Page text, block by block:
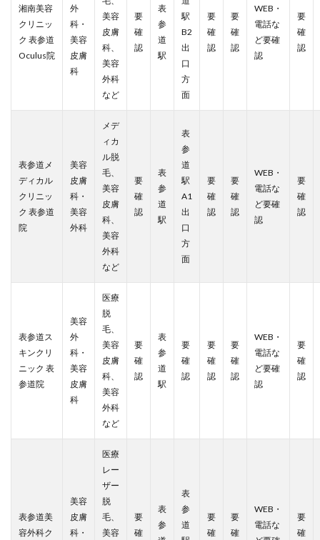
湘南美容
クリニッ
ク 表参道
Oculus院
外
科・
美容
皮膚
科
美容
皮膚
科、
美容
外科
など
要
確
認
表
参
道
駅
駅
B2
出
口
方
面
要
確
認
要
確
認
WEB・
電話な
ど要確
認
要
確
認
表参道メ
ディカル
クリニッ
ク 表参道
院
美容
皮膚
科・
美容
外科
メデ
ィカ
ル脱
毛、
美容
皮膚
科、
美容
外科
など
要
確
認
表
参
道
駅
表
参
道
駅
A1
出
口
方
面
要
確
認
要
確
認
WEB・
電話な
ど要確
認
要
確
認
表参道ス
キンクリ
ニック 表
参道院
美容
外
科・
美容
皮膚
科
医療
脱
毛、
美容
皮膚
科、
美容
外科
など
要
確
認
表
参
道
駅
要
確
認
要
確
認
要
確
認
WEB・
電話な
ど要確
認
要
確
認
表参道美
容外科ク
美容
皮膚
科・
医療
レー
ザー
脱
毛、
美容
要
確
表
参
表
参
道
要
確
要
確
WEB・
電話な
要
確